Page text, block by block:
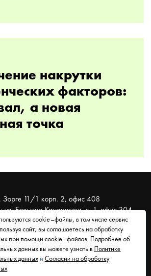
накрутки
факторов:
а новая
точка
Зорге 11/1 корп. 2, офис 408
ул. Большие Каменщики, д. 1, офис 304
Муравейник. SEO-продвижение, реклама,
в Уфе, работаем со всем миром.
обработку персональных данных
cookie–файлы, в том числе сервис
сайт, вы соглашаетесь на обработку
при помощи cookie–файлов. Подробнее об
данных вы можете узнать в
Политике
данных и Согласии на обработку